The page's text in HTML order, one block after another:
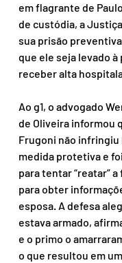
em flagrante de
de custódia, a
sua prisão
que ele seja levado à
receber alta
Ao g1, o advogado
de Oliveira informou
Frugoni não infringiu
medida protetiva e
para tentar “reatar” a
para obter
esposa. A defesa
estava armado,
e o primo o
o que resultou em